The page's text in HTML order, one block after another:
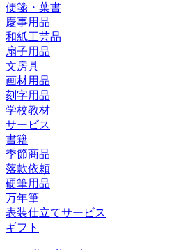
便箋・葉書
慶事用品
和紙工芸品
扇子用品
文房具
画材用品
刻字用品
学校教材
サービス
書籍
季節商品
落款依頼
硬筆用品
万年筆
表装仕立てサービス
ギフト